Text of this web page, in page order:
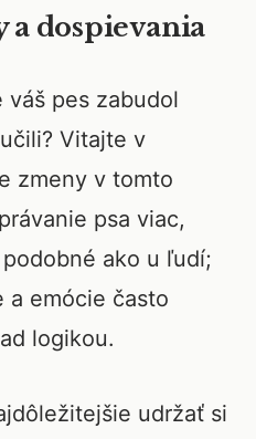
a dospievania
pes zabudol
Vitajte v
zmeny v tomto
psa viac,
ako u ľudí;
a emócie často
logikou.
udržať si